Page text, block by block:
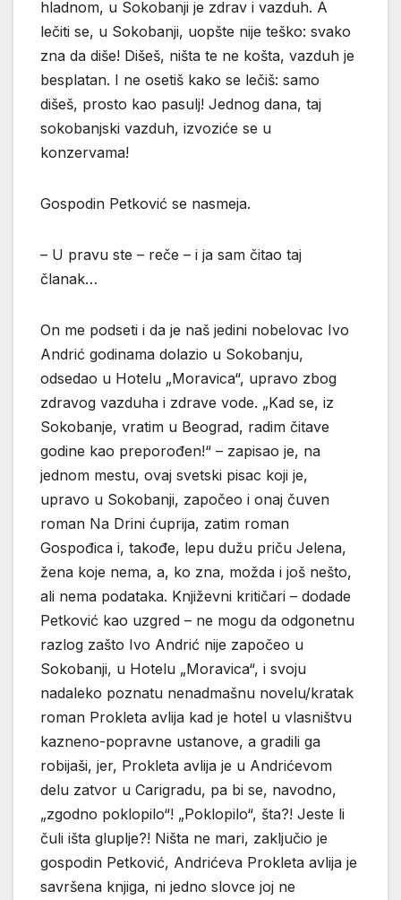
hladnom, u Sokobanji je zdrav i vazduh. A
lečiti se, u Sokobanji, uopšte nije teško: svako
zna da diše! Dišeš, ništa te ne košta, vazduh je
besplatan. I ne osetiš kako se lečiš: samo
dišeš, prosto kao pasulj! Jednog dana, taj
sokobanjski vazduh, izvoziće se u
konzervama!
Gospodin Petković se nasmeja.
– U pravu ste – reče – i ja sam čitao taj
članak…
On me podseti i da je naš jedini nobelovac Ivo
Andrić godinama dolazio u Sokobanju,
odsedao u Hotelu „Moravica“, upravo zbog
zdravog vazduha i zdrave vode. „Kad se, iz
Sokobanje, vratim u Beograd, radim čitave
godine kao preporođen!“ – zapisao je, na
jednom mestu, ovaj svetski pisac koji je,
upravo u Sokobanji, započeo i onaj čuven
roman Na Drini ćuprija, zatim roman
Gospođica i, takođe, lepu dužu priču Jelena,
žena koje nema, a, ko zna, možda i još nešto,
ali nema podataka. Književni kritičari – dodade
Petković kao uzgred – ne mogu da odgonetnu
razlog zašto Ivo Andrić nije započeo u
Sokobanji, u Hotelu „Moravica“, i svoju
nadaleko poznatu nenadmašnu novelu/kratak
roman Prokleta avlija kad je hotel u vlasništvu
kazneno-popravne ustanove, a gradili ga
robijaši, jer, Prokleta avlija je u Andrićevom
delu zatvor u Carigradu, pa bi se, navodno,
„zgodno poklopilo“! „Poklopilo“, šta?! Jeste li
čuli išta gluplje?! Ništa ne mari, zaključio je
gospodin Petković, Andrićeva Prokleta avlija je
savršena knjiga, ni jedno slovce joj ne